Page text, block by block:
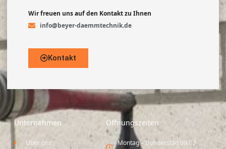
Wir freuen uns auf den Kontakt zu Ihnen
info@beyer-daemmtechnik.de
Kontakt
Unternehmen
Über uns
Öffnungszeiten
Montag – Donnerstag 09.00